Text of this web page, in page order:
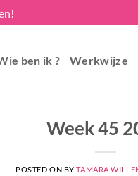
ben ik ? Werkwijze
Week 45
POSTED ON BYTAMARA